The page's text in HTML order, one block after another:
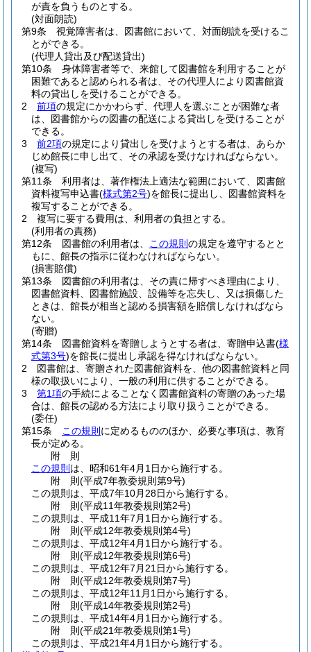
が責を負うものとする。
(対面朗読)
第9条
視覚障害者は、図書館において、対面朗読を受けるこ
とができる。
(代理人貸出及び配送貸出)
第10条
身体障害者等で、来館して図書館を利用することが
困難であると認められる者は、その代理人により図書館資
料の貸出しを受けることができる。
2
前項の規定にかかわらず、代理人を選ぶことが困難な者
は、図書館からの図書の配送による貸出しを受けることが
できる。
3
前2項の規定により貸出しを受けようとする者は、あらか
じめ館長に申し出て、その承認を受けなければならない。
(複写)
第11条
利用者は、著作権法上適法な範囲において、図書館
資料複写申込書(様式第2号)を館長に提出し、図書館資料を
複写することができる。
2
複写に要する費用は、利用者の負担とする。
(利用者の責務)
第12条
図書館の利用者は、 この規則 の規定を遵守するとと
もに、館長の指示に従わなければならない。
(損害賠償)
第13条
図書館の利用者は、その責に帰すべき理由により、
図書館資料、図書館施設、設備等を忘失し、又は損傷した
ときは、館長が相当と認める損害額を賠償しなければなら
ない。
(寄贈)
第14条
図書館資料を寄贈しようとする者は、寄贈申込書(様
式第3号)を館長に提出し承認を得なければならない。
2
図書館は、寄贈された図書館資料を、他の図書館資料と同
様の取扱いにより、一般の利用に供することができる。
3
第1項の手続によることなく図書館資料の寄贈のあった場
合は、館長の認める方法により取り扱うことができる。
(委任)
第15条
この規則 に定めるもののほか、必要な事項は、教育
長が定める。
附 則
この規則 は、昭和61年4月1日から施行する。
附 則(平成7年教委規則第9号)
この規則は、平成7年10月28日から施行する。
附 則(平成11年教委規則第2号)
この規則は、平成11年7月1日から施行する。
附 則(平成12年教委規則第4号)
この規則は、平成12年4月1日から施行する。
附 則(平成12年教委規則第6号)
この規則は、平成12年7月21日から施行する。
附 則(平成12年教委規則第7号)
この規則は、平成12年11月1日から施行する。
附 則(平成14年教委規則第2号)
この規則は、平成14年4月1日から施行する。
附 則(平成21年教委規則第1号)
この規則は、平成21年4月1日から施行する。